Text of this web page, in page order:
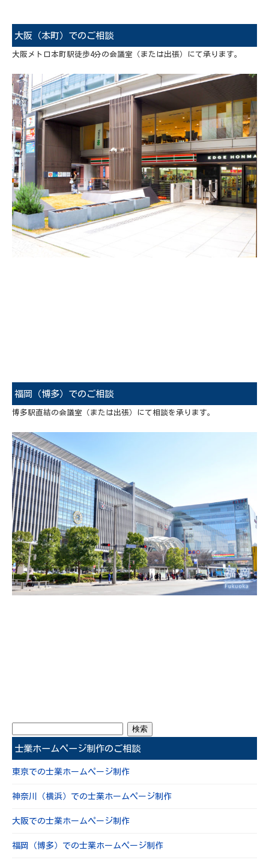
大阪（本町）でのご相談
大阪メトロ本町駅徒歩4分の会議室（または出張）にて承ります。
福岡（博多）でのご相談
博多駅直結の会議室（または出張）にて相談を承ります。
士業ホームページ制作のご相談
東京での士業ホームページ制作
神奈川（横浜）での士業ホームページ制作
大阪での士業ホームページ制作
福岡（博多）での士業ホームページ制作